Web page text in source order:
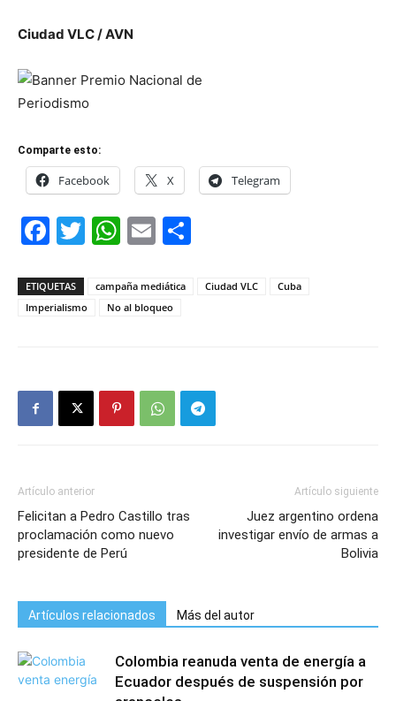
Ciudad VLC / AVN
Comparte esto:
Facebook X Telegram
Facebook
Twitter
WhatsApp
Email
ETIQUETAS campaña mediática Ciudad VLC
Cuba
Imperialismo
No al bloqueo
Artículo anterior
Felicitan a Pedro Castillo tras
proclamación como nuevo
presidente de Perú
Artículo siguiente
Juez argentino ordena
investigar envío de armas a
Bolivia
Artículos relacionados Más del autor
Colombia reanuda venta de energía a
Ecuador después de suspensión por